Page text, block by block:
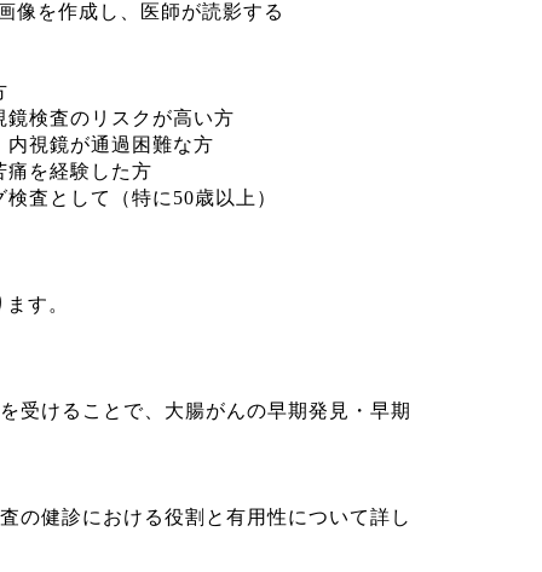
像を作成し、医師が読影する
検査のリスクが高い方
視鏡が通過困難な方
を経験した方
査として（特に50歳以上）
す。
受けることで、大腸がんの早期発見・早期
の健診における役割と有用性について詳し